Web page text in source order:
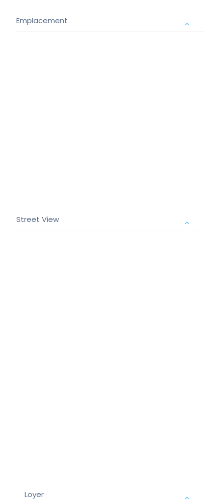
Emplacement
Street View
Loyer